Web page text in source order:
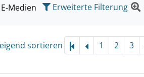
suchen wollen.
E-Medien Erweiterte Filterung
sortieren 1 2 3